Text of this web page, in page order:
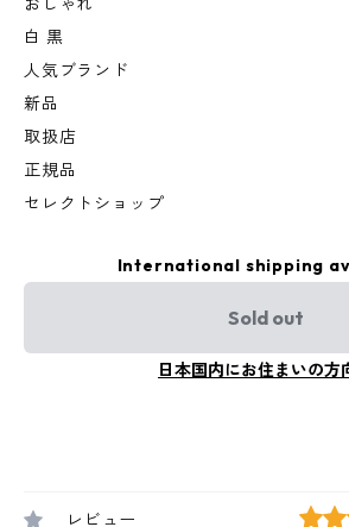
白 黒
人気ブランド
新品
取扱店
正規品
セレクトショップ
International shipping
Sold out
日本国内にお住まいの方
レビュー